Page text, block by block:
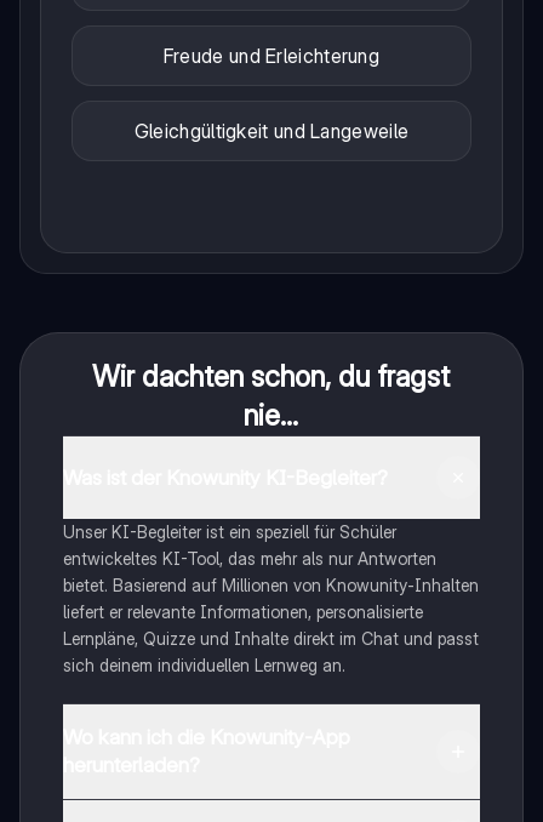
Freude und Erleichterung
Gleichgültigkeit und Langeweile
Wir dachten schon, du fragst
nie...
Unser KI-Begleiter ist ein speziell für Schüler
entwickeltes KI-Tool, das mehr als nur Antworten
bietet. Basierend auf Millionen von Knowunity-Inhalten
liefert er relevante Informationen, personalisierte
Lernpläne, Quizze und Inhalte direkt im Chat und passt
sich deinem individuellen Lernweg an.